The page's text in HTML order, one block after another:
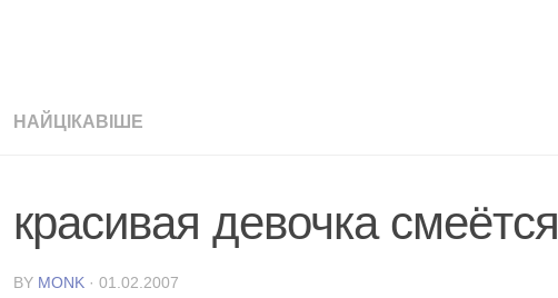
НАЙЦІКАВІШЕ
красивая девочка смеётся
BY MONK · 01.02.2007